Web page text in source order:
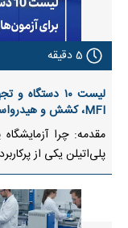
5دقیقه
لیست ۱۰
MFI، کشش و هیدرواستاتیک
مقدمه: چرا
پلی‌اتیلن یکی از